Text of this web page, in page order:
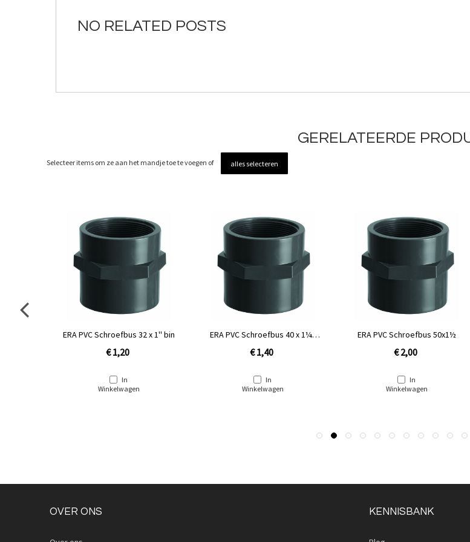
gallerijNO RELATED POSTS
GERELATEERDE
Selecteer items om ze aan het mandje toe te voegen of alles selecteren
ERA PVC Schroefbus 32 x 1'' bin
€ 1,20
In
Winkelwagen
ERA PVC Schroefbus 40 x 1¼''
€ 1,40
In
Winkelwagen
ERA PVC Schroefbus 50x1½
€ 2,00
In
Winkelwagen
OVER ONS KENNISBANK